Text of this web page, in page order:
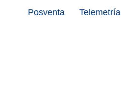
Posventa Telemetría